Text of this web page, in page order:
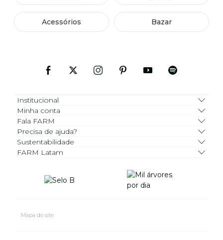
Acessórios Bazar
Institucional
Minha conta
Fala FARM
Precisa de ajuda?
Sustentabilidade
FARM Latam
Mapa do site